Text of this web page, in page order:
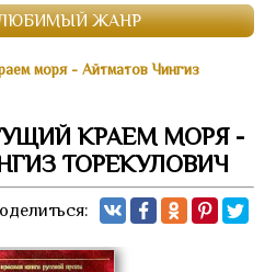
ЖАНР
моря - Айтматов Чингиз
КРАЕМ МОРЯ -
ТОРЕКУЛОВИЧ